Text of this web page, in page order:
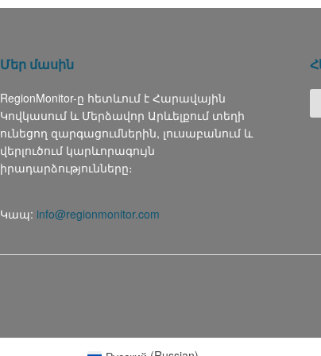
Մեր մասին
RegionMonitor-ը հետևում է Հարավային
Կովկասում և Մերձավոր Արևելքում տեղի
ունեցող զարգացումներին, լուսաբանում և
վերլուծում կարևորագույն
իրադարձությունները։
Կապ: info@regionmonitor.com